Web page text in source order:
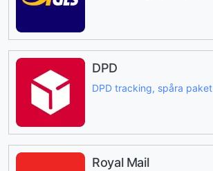
DPD
DPD tracking, spåra paket
Royal Mail